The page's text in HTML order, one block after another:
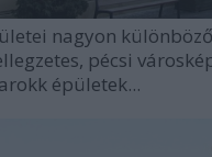
nagyon
pécsi
épületek...